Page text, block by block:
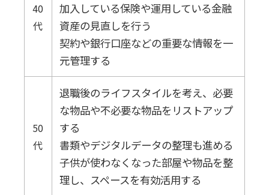
40
代
加入している保険や運用している金融
資産の見直しを行う
契約や銀行口座などの重要な情報を一
元管理する
50
代
退職後のライフスタイルを考え、必要
な物品や不必要な物品をリストアップ
する
書類やデジタルデータの整理も進める
子供が使わなくなった部屋や物品を整
理し、スペースを有効活用する